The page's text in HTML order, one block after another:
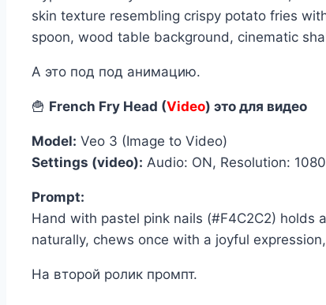
skin texture resembling crispy potato fries
spoon, wood table background, cinematic
А это под под анимацию.
🍟 French Fry Head (Video) это для видео
Model: Veo 3 (Image to Video)
Settings (video): Audio: ON, Resolution:
Prompt:
Hand with pastel pink nails (#F4C2C2) holds
naturally, chews once with a joyful
На второй ролик промпт.